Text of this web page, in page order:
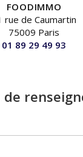
FOODIMMO
rue de Caumartin
75009 Paris
01 89 29 49 93
de